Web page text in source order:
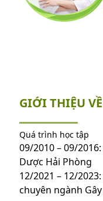
GIỚI THIỆU
Quá trình học tập
09/2010 – 09/
Dược Hải Phòng
12/2021 – 12/
chuyên ngành